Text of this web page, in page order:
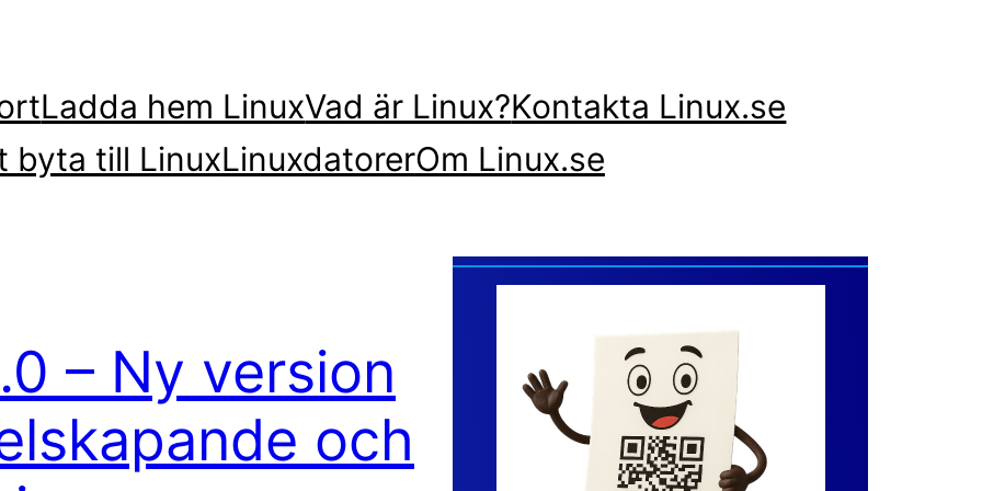
Ladda hem LinuxVad är Linux?Kontakta Linux.se
byta till LinuxLinuxdatorerOm Linux.se
– Ny version
och